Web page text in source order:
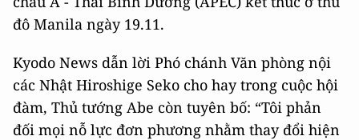
đô Manila ngày 19.11.
Kyodo News dẫn lời Phó chánh Văn phòng nội
các Nhật Hiroshige Seko cho hay trong cuộc hội
đàm, Thủ tướng Abe còn tuyên bố: “Tôi phản
đối mọi nỗ lực đơn phương nhằm thay đổi hiện